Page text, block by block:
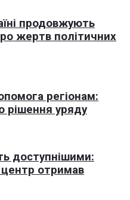
продовжують
жертв політичних
регіонам:
рішення уряду
доступнішими:
центр отримав